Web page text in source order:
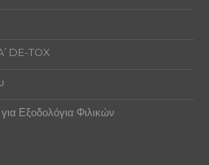
DE-TOX
Εξοδολόγια Φιλικών